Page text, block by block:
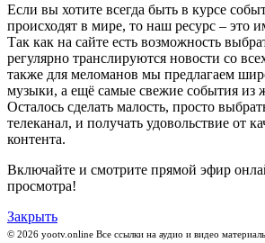
Если вы хотите всегда быть в курсе
происходят в мире, то наш ресурс – это
Так как на сайте есть возможность
регулярно транслируются новости со
также для меломанов мы предлагаем
музыки, а ещё самые свежие события из
Осталось сделать малость, просто
телеканал, и получать удовольствие от
контента.
Включайте и смотрите прямой эфир
просмотра!
Закрыть
© 2026 yootv.online Все ссылки на аудио и видео